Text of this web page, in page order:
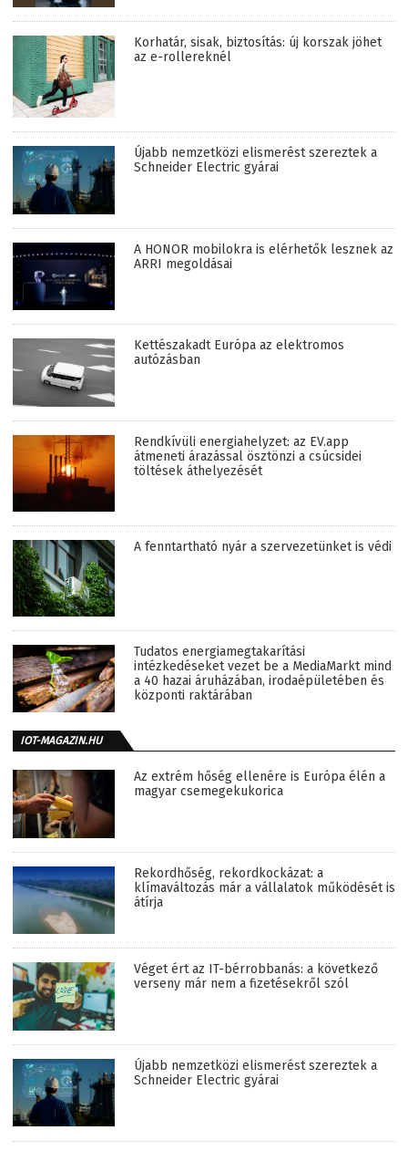
Korhatár, sisak, biztosítás: új korszak jöhet
az e-rollereknél
Újabb nemzetközi elismerést szereztek a
Schneider Electric gyárai
A HONOR mobilokra is elérhetők lesznek az
ARRI megoldásai
Kettészakadt Európa az elektromos
autózásban
Rendkívüli energiahelyzet: az EV.app
átmeneti árazással ösztönzi a csúcsidei
töltések áthelyezését
A fenntartható nyár a szervezetünket is védi
Tudatos energiamegtakarítási
intézkedéseket vezet be a MediaMarkt mind
a 40 hazai áruházában, irodaépületében és
központi raktárában
IOT-MAGAZIN.HU
Az extrém hőség ellenére is Európa élén a
magyar csemegekukorica
Rekordhőség, rekordkockázat: a
klímaváltozás már a vállalatok működését is
átírja
Véget ért az IT-bérrobbanás: a következő
verseny már nem a fizetésekről szól
Újabb nemzetközi elismerést szereztek a
Schneider Electric gyárai